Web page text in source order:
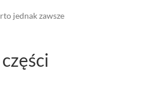
jednak zawsze